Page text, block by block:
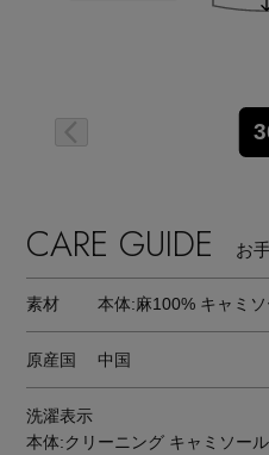
CARE GUIDE お
素材 本体:麻100% キャミ
原産国 中国
洗濯表示
本体:クリーニング キャミソー